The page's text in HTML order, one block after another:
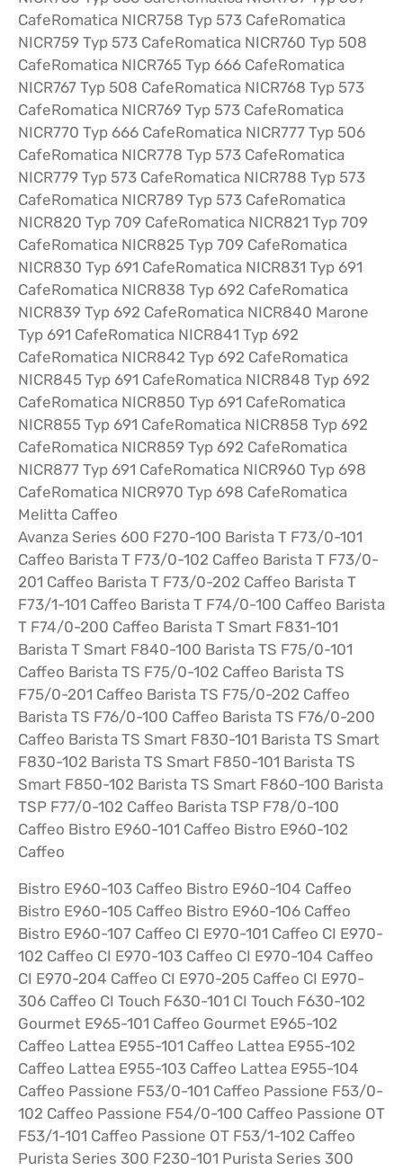
CafeRomatica NICR758 Typ 573 CafeRomatica
NICR759 Typ 573 CafeRomatica NICR760 Typ 508
CafeRomatica NICR765 Typ 666 CafeRomatica
NICR767 Typ 508 CafeRomatica NICR768 Typ 573
CafeRomatica NICR769 Typ 573 CafeRomatica
NICR770 Typ 666 CafeRomatica NICR777 Typ 506
CafeRomatica NICR778 Typ 573 CafeRomatica
NICR779 Typ 573 CafeRomatica NICR788 Typ 573
CafeRomatica NICR789 Typ 573 CafeRomatica
NICR820 Typ 709 CafeRomatica NICR821 Typ 709
CafeRomatica NICR825 Typ 709 CafeRomatica
NICR830 Typ 691 CafeRomatica NICR831 Typ 691
CafeRomatica NICR838 Typ 692 CafeRomatica
NICR839 Typ 692 CafeRomatica NICR840 Marone
Typ 691 CafeRomatica NICR841 Typ 692
CafeRomatica NICR842 Typ 692 CafeRomatica
NICR845 Typ 691 CafeRomatica NICR848 Typ 692
CafeRomatica NICR850 Typ 691 CafeRomatica
NICR855 Typ 691 CafeRomatica NICR858 Typ 692
CafeRomatica NICR859 Typ 692 CafeRomatica
NICR877 Typ 691 CafeRomatica NICR960 Typ 698
CafeRomatica NICR970 Typ 698 CafeRomatica
Melitta Caffeo
Avanza Series 600 F270-100 Barista T F73/0-101
Caffeo Barista T F73/0-102 Caffeo Barista T F73/0-
201 Caffeo Barista T F73/0-202 Caffeo Barista T
F73/1-101 Caffeo Barista T F74/0-100 Caffeo Barista
T F74/0-200 Caffeo Barista T Smart F831-101
Barista T Smart F840-100 Barista TS F75/0-101
Caffeo Barista TS F75/0-102 Caffeo Barista TS
F75/0-201 Caffeo Barista TS F75/0-202 Caffeo
Barista TS F76/0-100 Caffeo Barista TS F76/0-200
Caffeo Barista TS Smart F830-101 Barista TS Smart
F830-102 Barista TS Smart F850-101 Barista TS
Smart F850-102 Barista TS Smart F860-100 Barista
TSP F77/0-102 Caffeo Barista TSP F78/0-100
Caffeo Bistro E960-101 Caffeo Bistro E960-102
Caffeo
Bistro E960-103 Caffeo Bistro E960-104 Caffeo
Bistro E960-105 Caffeo Bistro E960-106 Caffeo
Bistro E960-107 Caffeo CI E970-101 Caffeo CI E970-
102 Caffeo CI E970-103 Caffeo CI E970-104 Caffeo
CI E970-204 Caffeo CI E970-205 Caffeo CI E970-
306 Caffeo CI Touch F630-101 CI Touch F630-102
Gourmet E965-101 Caffeo Gourmet E965-102
Caffeo Lattea E955-101 Caffeo Lattea E955-102
Caffeo Lattea E955-103 Caffeo Lattea E955-104
Caffeo Passione F53/0-101 Caffeo Passione F53/0-
102 Caffeo Passione F54/0-100 Caffeo Passione OT
F53/1-101 Caffeo Passione OT F53/1-102 Caffeo
Purista Series 300 F230-101 Purista Series 300